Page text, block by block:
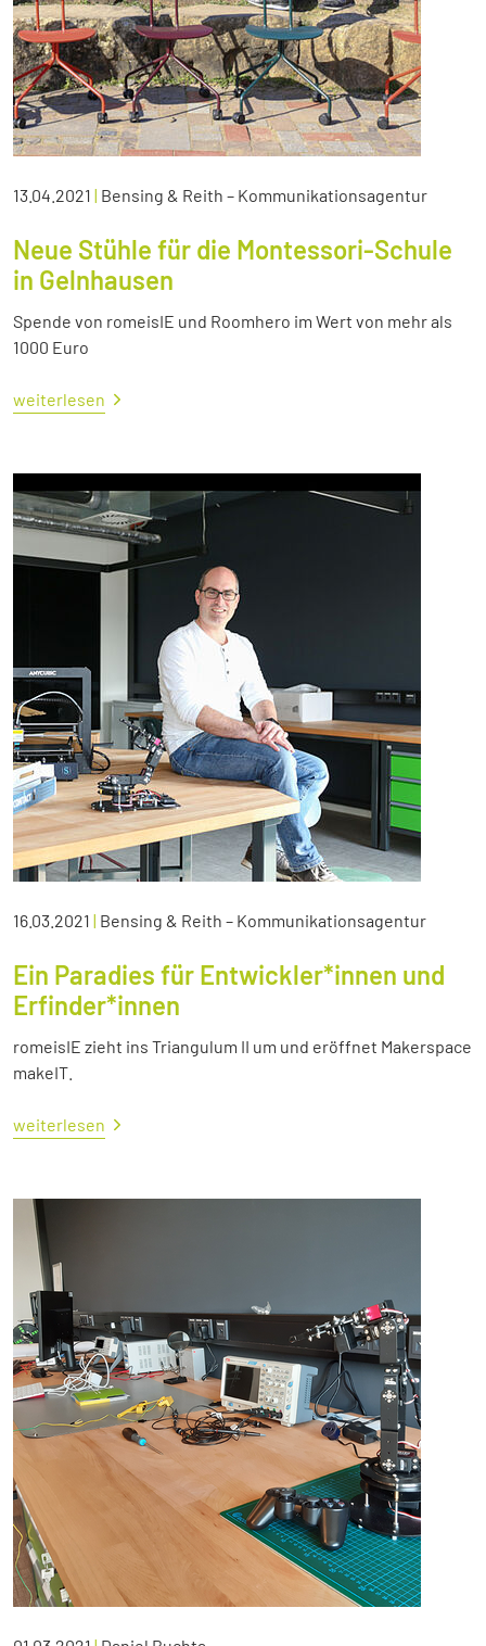
13.04.2021 | Bensing & Reith – Kommunikationsagentur
Neue Stühle für die Montessori-Schule
in Gelnhausen
Spende von romeisIE und Roomhero im Wert von mehr als
1000 Euro
weiterlesen
16.03.2021 | Bensing & Reith – Kommunikationsagentur
Ein Paradies für Entwickler*innen und
Erfinder*innen
romeisIE zieht ins Triangulum II um und eröffnet Makerspace
makeIT.
weiterlesen